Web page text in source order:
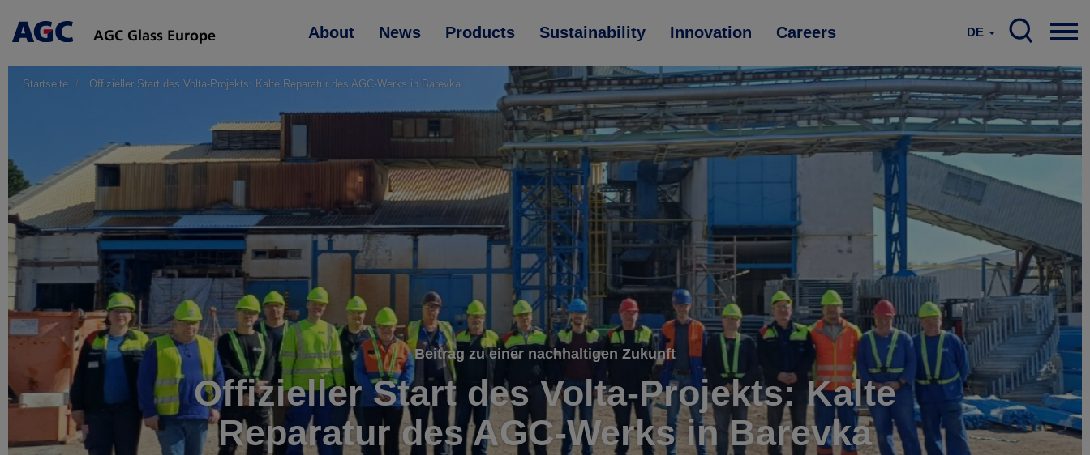
Main
About News Products Sustainability Innovation Careers DE
Startseite Offizieller Start des Volta-Projekts: Kalte Reparatur des AGC-Werks in Barevka
Beitrag zu einer nachhaltigen Zukunft
Offizieller Start des Volta-Projekts: Kalte
Reparatur des AGC-Werks in Barevka